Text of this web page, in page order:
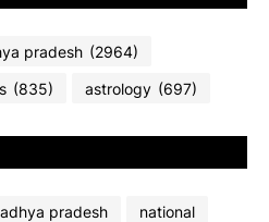
pradesh (2964)
(835) astrology (697)
pradesh national